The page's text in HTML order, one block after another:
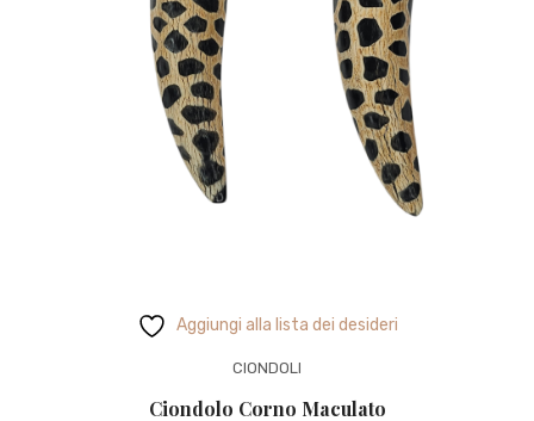
Aggiungi alla lista dei desideri
CIONDOLI
Ciondolo Corno Maculato